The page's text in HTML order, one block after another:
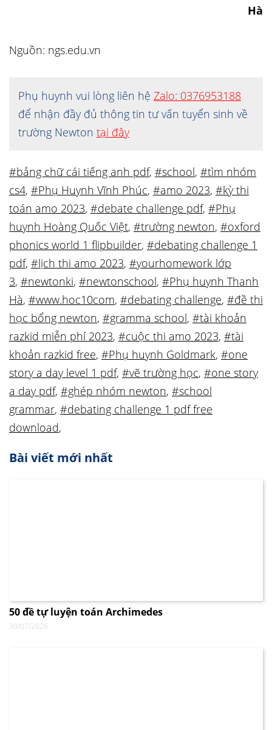
Hà
Nguồn: ngs.edu.vn
Phụ huynh vui lòng liên hệ Zalo: 0376953188
để nhận đầy đủ thông tin tư vấn tuyển sinh về
trường Newton tại đây
#bảng chữ cái tiếng anh pdf, #school, #tìm nhóm
cs4, #Phụ Huynh Vĩnh Phúc, #amo 2023, #kỳ thi
toán amo 2023, #debate challenge pdf, #Phụ
huynh Hoàng Quốc Việt, #trường newton, #oxford
phonics world 1 flipbuilder, #debating challenge 1
pdf, #lịch thi amo 2023, #yourhomework lớp
3, #newtonki, #newtonschool, #Phụ huynh Thanh
Hà, #www.hoc10com, #debating challenge, #đề thi
học bổng newton, #gramma school, #tài khoản
razkid miễn phí 2023, #cuộc thi amo 2023, #tài
khoản razkid free, #Phụ huynh Goldmark, #one
story a day level 1 pdf, #vẽ trường học, #one story
a day pdf, #ghép nhóm newton, #school
grammar, #debating challenge 1 pdf free
download,
Bài viết mới nhất
50 đề tự luyện toán Archimedes
30/07/2026